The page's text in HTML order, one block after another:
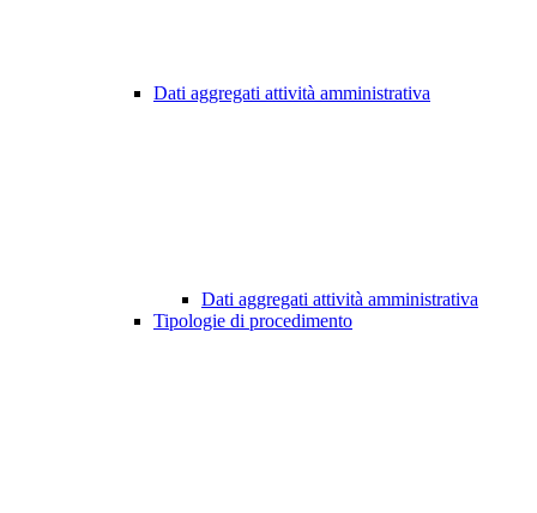
Dati aggregati attività amministrativa
Dati aggregati attività amministrativa
Tipologie di procedimento